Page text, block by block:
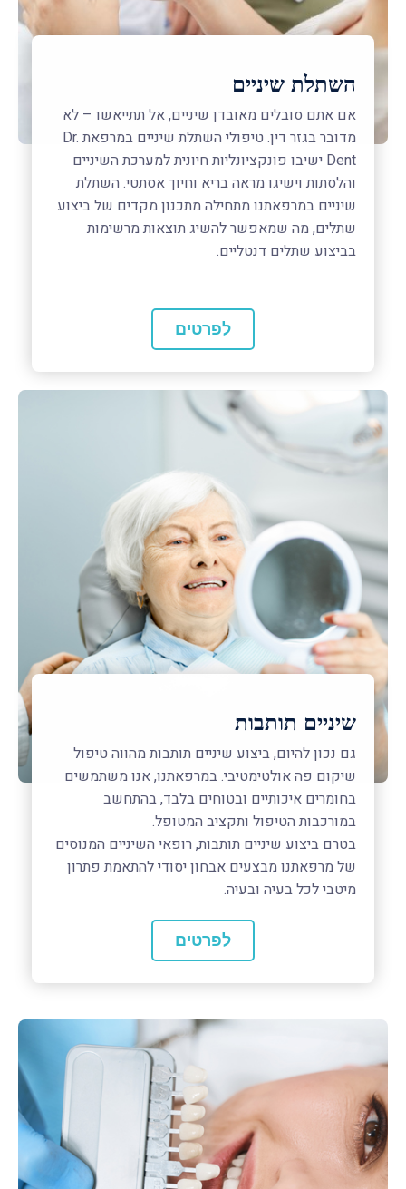
השתלת שיניים
אם אתם סובלים מאובדן שיניים, אל תתייאשו – לא
מדובר בגזר דין. טיפולי השתלת שיניים במרפאת Dr.
Dent ישיבו פונקציונליות חיונית למערכת השיניים
והלסתות וישיגו מראה בריא וחיוך אסתטי. השתלת
שיניים במרפאתנו מתחילה מתכנון מקדים של ביצוע
שתלים, מה שמאפשר להשיג תוצאות מרשימות
בביצוע שתלים דנטליים.
לפרטים
שיניים תותבות
גם נכון להיום, ביצוע שיניים תותבות מהווה טיפול
שיקום פה אולטימטיבי. במרפאתנו, אנו משתמשים
בחומרים איכותיים ובטוחים בלבד, בהתחשב
במורכבות הטיפול ותקציב המטופל.
בטרם ביצוע שיניים תותבות, רופאי השיניים המנוסים
של מרפאתנו מבצעים אבחון יסודי להתאמת פתרון
מיטבי לכל בעיה ובעיה.ㅤ
לפרטים